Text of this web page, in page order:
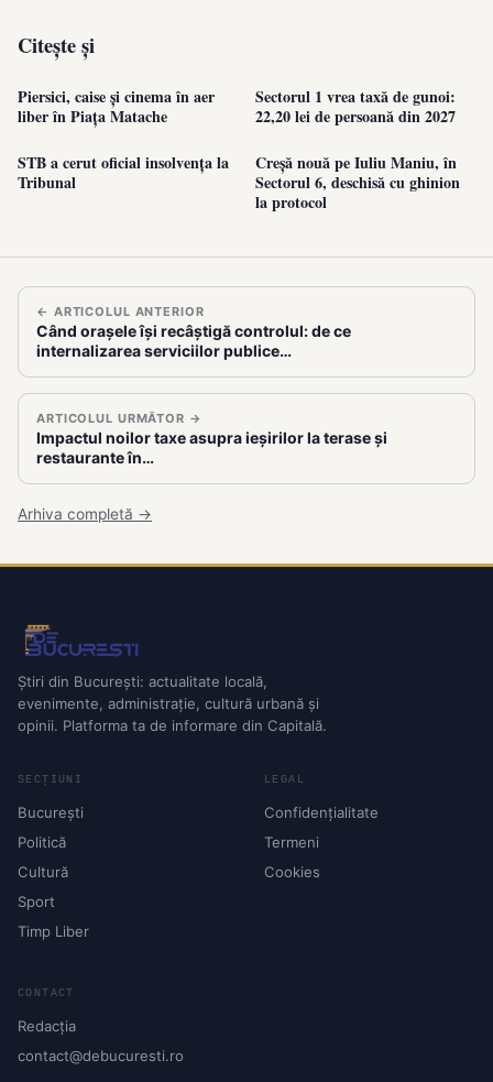
Citește și
Piersici, caise și cinema în aer
liber în Piața Matache
Sectorul 1 vrea taxă de gunoi:
22,20 lei de persoană din 2027
STB a cerut oficial insolvența la
Tribunal
Creșă nouă pe Iuliu Maniu, în
Sectorul 6, deschisă cu ghinion
la protocol
← ARTICOLUL ANTERIOR
Când orașele își recâștigă controlul: de ce
internalizarea serviciilor publice…
ARTICOLUL URMĂTOR →
Impactul noilor taxe asupra ieșirilor la terase și
restaurante în…
Arhiva completă →
Știri din București: actualitate locală,
evenimente, administrație, cultură urbană și
opinii. Platforma ta de informare din Capitală.
SECȚIUNI
București
Politică
Cultură
Sport
Timp Liber
LEGAL
Confidențialitate
Termeni
Cookies
CONTACT
Redacția
contact@debucuresti.ro